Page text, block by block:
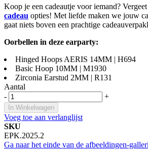
Koop je een cadeautje voor iemand?
cadeau opties! Met liefde maken we jouw
gaat niets boven een prachtige
Oorbellen in deze earparty:
Hinged Hoops AERIS 14MM | H694
Basic Hoop 10MM | M1930
Zirconia Earstud 2MM | R131
Aantal
-
+
In Winkelwagen
Voeg toe aan verlanglijst
SKU
EPK.2025.2
Ga naar het einde van de afbeeldingen-